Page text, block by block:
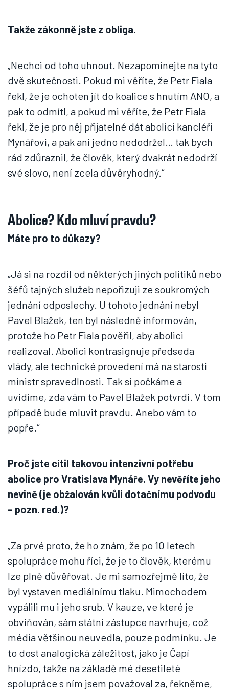
Takže zákonně jste z obliga.
„Nechci od toho uhnout. Nezapomínejte na tyto
dvě skutečnosti. Pokud mi věříte, že Petr Fiala
řekl, že je ochoten jít do koalice s hnutím ANO, a
pak to odmítl, a pokud mi věříte, že Petr Fiala
řekl, že je pro něj přijatelné dát abolici kancléři
Mynářovi, a pak ani jedno nedodržel… tak bych
rád zdůraznil, že člověk, který dvakrát nedodrží
své slovo, není zcela důvěryhodný.“
Abolice? Kdo mluví pravdu?
Máte pro to důkazy?
„Já si na rozdíl od některých jiných politiků nebo
šéfů tajných služeb nepořizuji ze soukromých
jednání odposlechy. U tohoto jednání nebyl
Pavel Blažek, ten byl následně informován,
protože ho Petr Fiala pověřil, aby abolici
realizoval. Abolici kontrasignuje předseda
vlády, ale technické provedení má na starosti
ministr spravedlnosti. Tak si počkáme a
uvidíme, zda vám to Pavel Blažek potvrdí. V tom
případě bude mluvit pravdu. Anebo vám to
popře.“
Proč jste cítil takovou intenzivní potřebu
abolice pro Vratislava Mynáře. Vy nevěříte jeho
nevině (je obžalován kvůli dotačnímu podvodu
– pozn. red.)?
„Za prvé proto, že ho znám, že po 10 letech
spolupráce mohu říci, že je to člověk, kterému
lze plně důvěřovat. Je mi samozřejmě líto, že
byl vystaven mediálnímu tlaku. Mimochodem
vypálili mu i jeho srub. V kauze, ve které je
obviňován, sám státní zástupce navrhuje, což
média většinou neuvedla, pouze podmínku. Je
to dost analogická záležitost, jako je Čapí
hnízdo, takže na základě mé desetileté
spolupráce s ním jsem považoval za, řekněme,